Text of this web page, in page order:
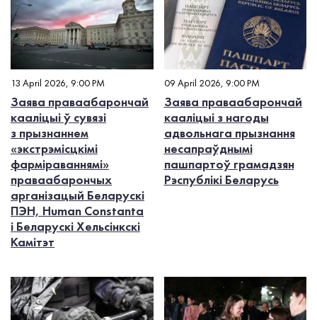
13 April 2026, 9:00 PM
Заява праваабарончай
кааліцыі ў сувязі
з прызнаннем
«экстрэмісцкімі
фарміраваннямі»
праваабарончых
арганізацый Беларускі
ПЭН, Human Constanta
і Беларускі Хельсінкскі
Камітэт
09 April 2026, 9:00 PM
Заява праваабарончай
кааліцыі з нагоды
адвольнага прызнання
несапраўднымі
пашпартоў грамадзян
Рэспублікі Беларусь